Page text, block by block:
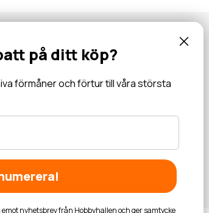
OK
på ditt köp?
förmåner och förtur till våra största
nyhetsbrev från Hobbyhallen och ger samtycke